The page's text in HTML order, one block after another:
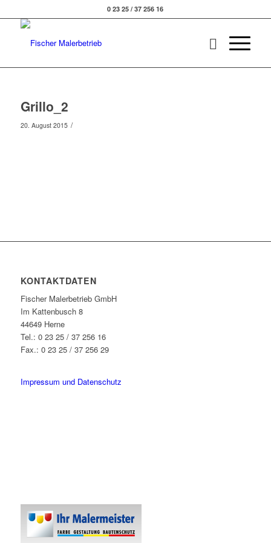
0 23 25 / 37 256 16
Grillo_2
20. August 2015 /
KONTAKTDATEN
Fischer Malerbetrieb GmbH
Im Kattenbusch 8
44649 Herne
Tel.: 0 23 25 / 37 256 16
Fax.: 0 23 25 / 37 256 29
Impressum und Datenschutz